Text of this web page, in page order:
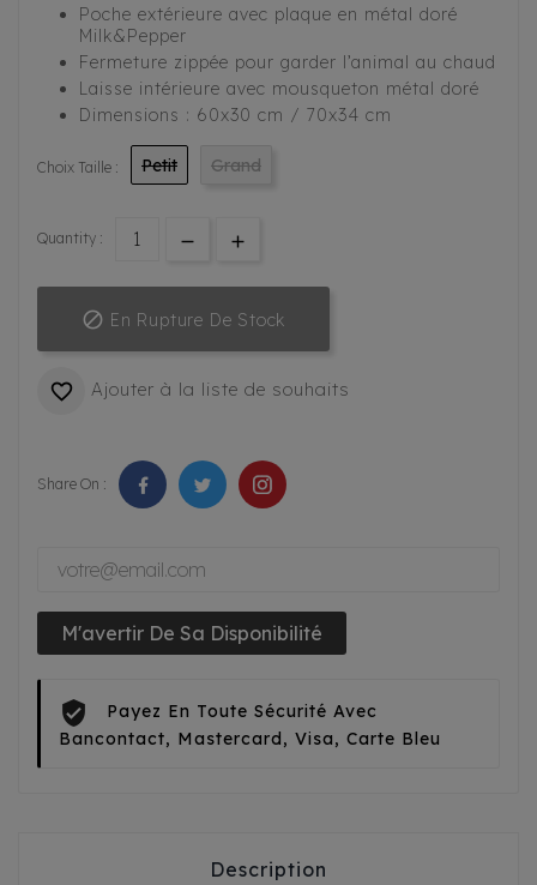
Poche extérieure avec plaque en métal doré
Milk&Pepper
Fermeture zippée pour garder l’animal au chaud
Laisse intérieure avec mousqueton métal doré
Dimensions : 60x30 cm / 70x34 cm
Choix Taille : Petit Grand
Quantity :
 En Rupture De Stock
 Ajouter à la liste de souhaits
Share On :
M'avertir De Sa Disponibilité
Payez En Toute Sécurité Avec
Bancontact, Mastercard, Visa, Carte Bleu
Description